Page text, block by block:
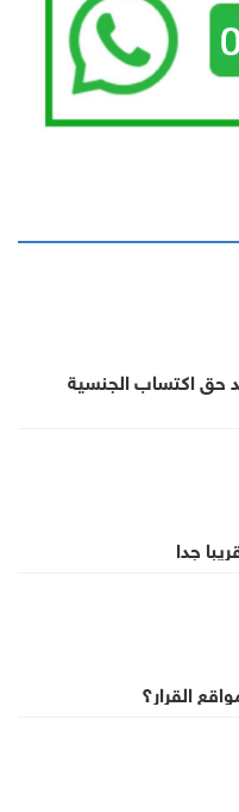
حق اكتساب الجنسية
جدا
القرار؟